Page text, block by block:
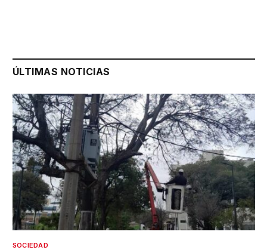
ÚLTIMAS NOTICIAS
SOCIEDAD